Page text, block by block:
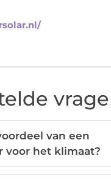
van een
voor het klimaat?